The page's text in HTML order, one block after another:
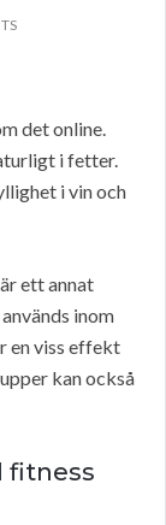
det online.
i fetter.
i vin och
ett annat
inom
en viss effekt
kan också
fitness